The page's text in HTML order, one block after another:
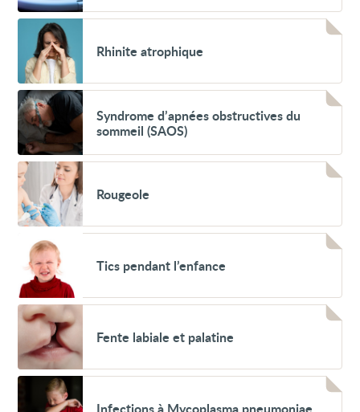
Voir
Rhinite
atrophique
Rhinite atrophique
Voir
Syndrome
d’apnées
obstructives
du
sommeil
(SAOS)
Syndrome d’apnées obstructives du
sommeil (SAOS)
Voir
Rougeole
Rougeole
Voir
Tics
pendant
l’enfance
Tics pendant l’enfance
Voir
Fente
labiale
palatine
Fente labiale et palatine
Voir
Infections